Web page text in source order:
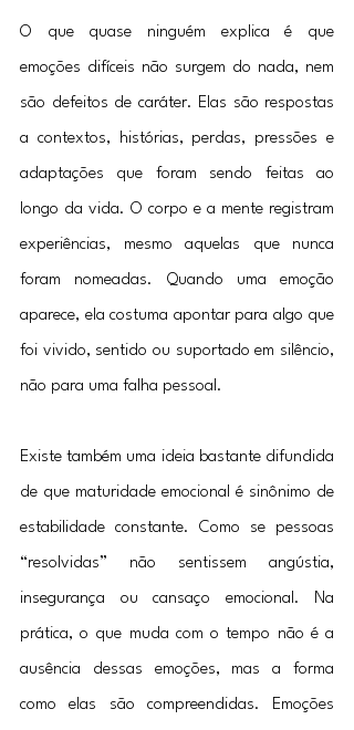
O que quase ninguém explica é que
emoções difíceis não surgem do nada, nem
são defeitos de caráter. Elas são respostas
a contextos, histórias, perdas, pressões e
adaptações que foram sendo feitas ao
longo da vida. O corpo e a mente registram
experiências, mesmo aquelas que nunca
foram nomeadas. Quando uma emoção
aparece, ela costuma apontar para algo que
foi vivido, sentido ou suportado em silêncio,
não para uma falha pessoal.
Existe também uma ideia bastante difundida
de que maturidade emocional é sinônimo de
estabilidade constante. Como se pessoas
“resolvidas” não sentissem angústia,
insegurança ou cansaço emocional. Na
prática, o que muda com o tempo não é a
ausência dessas emoções, mas a forma
como elas são compreendidas. Emoções